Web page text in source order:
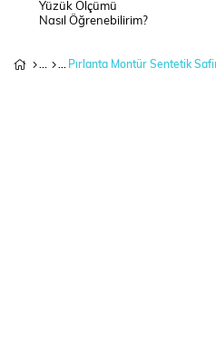
Yüzük Ölçümü
Nasıl Öğrenebilirim?
Pırlanta Montür Sentetik